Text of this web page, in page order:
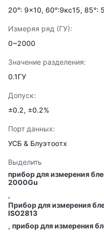
20°: 9×10, 60°:9кс15, 85°:
Измеряя ряд (ГУ):
0~2000
Значение разделения:
0.1ГУ
Допуск:
±0.2, ±0.2%
Порт данных:
УСБ & Блуэтоотх
Выделить
прибор для измерения
2000Gu
,
Прибор для измерения
ISO2813
, прибор для измерения